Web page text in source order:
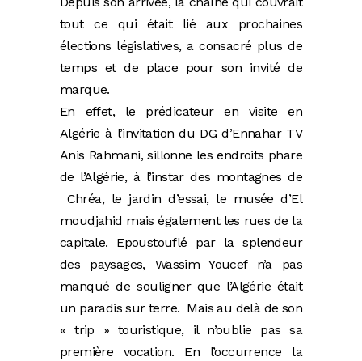
tout ce qui était lié aux prochaines
élections législatives, a consacré plus de
temps et de place pour son invité de
marque.
En effet, le prédicateur en visite en
Algérie à l’invitation du DG d’Ennahar TV
Anis Rahmani, sillonne les endroits phare
de l’Algérie, à l’instar des montagnes de
Chréa, le jardin d’essai, le musée d’El
moudjahid mais également les rues de la
capitale. Epoustouflé par la splendeur
des paysages, Wassim Youcef n’a pas
manqué de souligner que l’Algérie était
un paradis sur terre. Mais au delà de son
« trip » touristique, il n’oublie pas sa
première vocation. En l’occurrence la